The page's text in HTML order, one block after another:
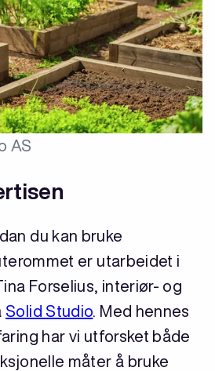
AS
du kan bruke
er utarbeidet i
Forselius, interiør- og
Solid Studio . Med hennes
har vi utforsket både
måter å bruke